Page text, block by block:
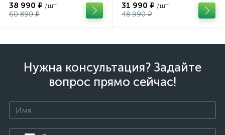
38 990 ₽ /шт
60 890 ₽
31 990 ₽ /шт
48 990 ₽
Нужна консультация? Задайте
вопрос прямо сейчас!